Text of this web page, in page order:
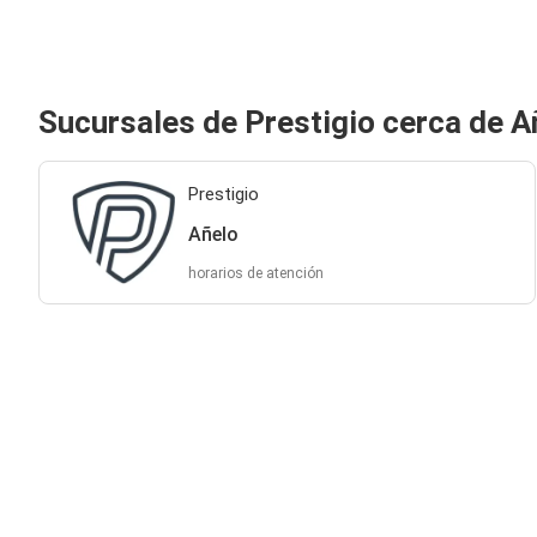
Sucursales de Prestigio cerca de
Prestigio
Añelo
horarios de atención